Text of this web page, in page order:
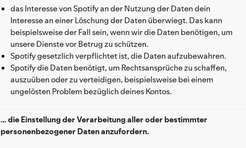
das Interesse von Spotify an der Nutzung der Daten dein
Interesse an einer Löschung der Daten überwiegt. Das kann
beispielsweise der Fall sein, wenn wir die Daten benötigen, um
unsere Dienste vor Betrug zu schützen.
Spotify gesetzlich verpflichtet ist, die Daten aufzubewahren.
Spotify die Daten benötigt, um Rechtsansprüche zu schaffen,
auszuüben oder zu verteidigen, beispielsweise bei einem
ungelösten Problem bezüglich deines Kontos.
… die Einstellung der Verarbeitung aller oder bestimmter
personenbezogener Daten anzufordern.